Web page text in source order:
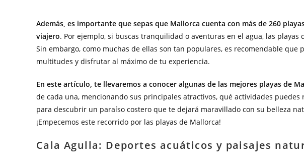
Además, es importante que sepas que Mallorca cuenta con más de 260
viajero. Por ejemplo, si buscas tranquilidad o aventuras en el agua, las
Sin embargo, como muchas de ellas son tan populares, es recomendable que
multitudes y disfrutar al máximo de tu experiencia.
En este artículo, te llevaremos a conocer algunas de las mejores playas de
de cada una, mencionando sus principales atractivos, qué actividades puedes
para descubrir un paraíso costero que te dejará maravillado con su belleza
¡Empecemos este recorrido por las playas de Mallorca!
Cala Agulla: Deportes acuáticos y paisajes